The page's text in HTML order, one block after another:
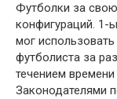
Футболки за
конфигураций. 1-
мог
футболиста за
течением
Законодателями